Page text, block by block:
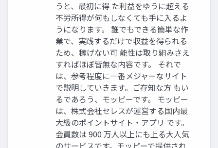
うと、最初に得 た利益をゆうに超える
不労所得が何もしなくても手に入るよ
うになります。 誰でもできる簡単な作
業で、実践するだけで収益を得られる
ため、稼げない可 能性は取り組みさえ
すればほぼ皆無な内容です。 それで
は、参考程度に一番メジャーなサイト
で説明していきます。ご存知な方 もい
るであろう、モッピーです。 モッピー
は、株式会社セレスが運営する国内最
大級のポイントサイト・アプリ です。
会員数は 900 万人以上にも上る大人気
のサービスです。モッピーで提供され